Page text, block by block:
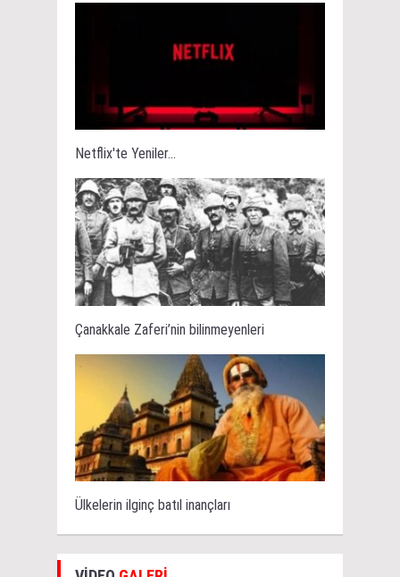
Netflix'te Yeniler...
Çanakkale Zaferi’nin bilinmeyenleri
Ülkelerin ilginç batıl inançları